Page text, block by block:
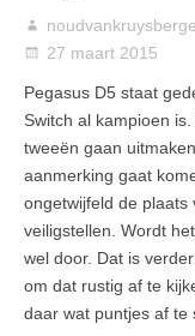
27 maart 2015
Pegasus D5 staat
Switch al kampioen
tweeën gaan
aanmerking gaat
ongetwijfeld de plaats
veiligstellen. Wordt
wel door. Dat is
om dat rustig af te
daar wat puntjes af te